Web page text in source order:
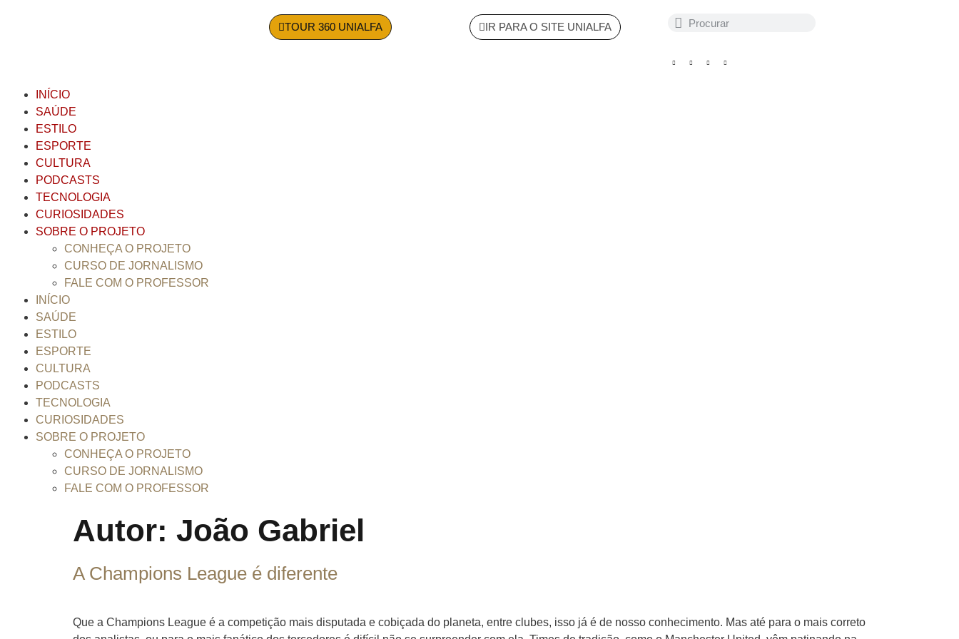
TOUR 360 UNIALFA IR PARA O SITE UNIALFA
INÍCIO
SAÚDE
ESTILO
ESPORTE
CULTURA
PODCASTS
TECNOLOGIA
CURIOSIDADES
SOBRE O PROJETO
CONHEÇA O PROJETO
CURSO DE JORNALISMO
FALE COM O PROFESSOR
INÍCIO
SAÚDE
ESTILO
ESPORTE
CULTURA
PODCASTS
TECNOLOGIA
CURIOSIDADES
SOBRE O PROJETO
CONHEÇA O PROJETO
CURSO DE JORNALISMO
FALE COM O PROFESSOR
Autor: João Gabriel
A Champions League é diferente
Que a Champions League é a competição mais disputada e cobiçada do planeta, entre clubes, isso já é de nosso conhecimento. Mas até para o mais correto